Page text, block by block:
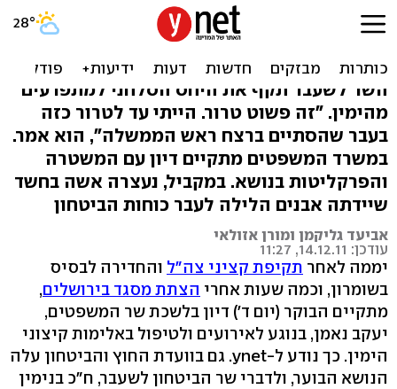
בן-אליעזר: הסמח"ט כמעט
נהרג, חבל שלא ירו
השר לשעבר תקף את היחס הסלחני למתפרעים
מהימין. "זה פשוט טרור. הייתי עד לטרור כזה
בעבר שהסתיים ברצח ראש הממשלה", הוא אמר.
במשרד המשפטים מתקיים דיון עם המשטרה
והפרקליטות בנושא. במקביל, נעצרה אשה בחשד
שיידתה אבנים הלילה לעבר כוחות הביטחון
אביעד גליקמן ומורן אזולאי
עודכן: 14.12.11, 11:27
יממה לאחר תקיפת קציני צה"ל והחדירה לבסיס
בשומרון, וכמה שעות אחרי הצתת מסגד בירושלים,
מתקיים הבוקר (יום ד') דיון בלשכת שר המשפטים,
יעקב נאמן, בנוגע לאירועים ולטיפול באלימות קיצוני
הימין. כך נודע ל-ynet. גם בוועדת החוץ והביטחון עלה
הנושא הבוער, ולדברי שר הביטחון לשעבר, ח"כ בנימין